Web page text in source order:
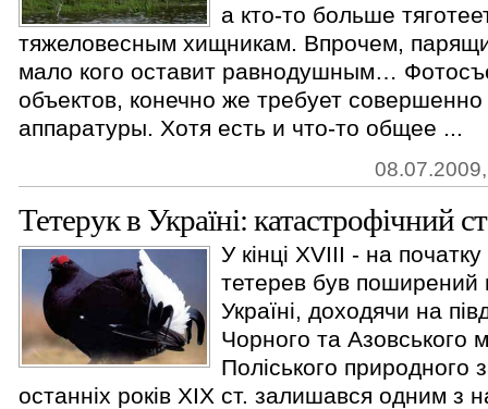
а кто-то больше
тяжеловесным хищникам. Впрочем,
мало кого оставит равнодушным…
объектов, конечно же требует совершенно
аппаратуры. Хотя есть и что-то общее ...
Тетерук в Україні: катастрофічний
У кінці ХVIII - на початку
тетерев був поширений
Україні, доходячи на
Чорного та Азовського
Поліського природного
останніх років ХІХ ст. залишався одним з